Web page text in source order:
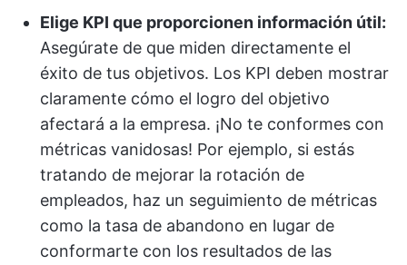
Elige KPI que proporcionen información útil:
Asegúrate de que miden directamente el
éxito de tus objetivos. Los KPI deben mostrar
claramente cómo el logro del objetivo
afectará a la empresa. ¡No te conformes con
métricas vanidosas! Por ejemplo, si estás
tratando de mejorar la rotación de
empleados, haz un seguimiento de métricas
como la tasa de abandono en lugar de
conformarte con los resultados de las